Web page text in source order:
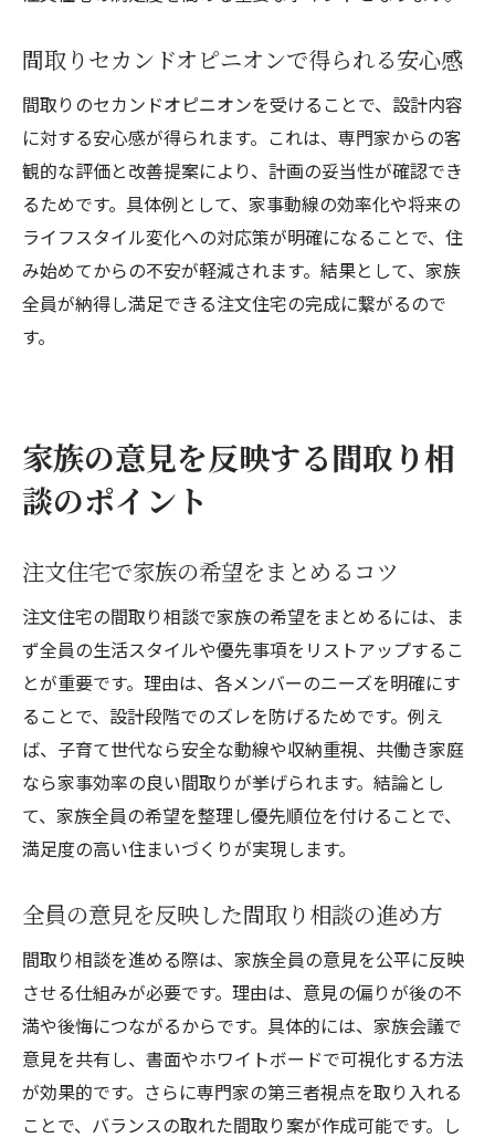
間取りセカンドオピニオンで得られる安心感
間取りのセカンドオピニオンを受けることで、設計内容
に対する安心感が得られます。これは、専門家からの客
観的な評価と改善提案により、計画の妥当性が確認でき
るためです。具体例として、家事動線の効率化や将来の
ライフスタイル変化への対応策が明確になることで、住
み始めてからの不安が軽減されます。結果として、家族
全員が納得し満足できる注文住宅の完成に繋がるので
す。
家族の意見を反映する間取り相
談のポイント
注文住宅で家族の希望をまとめるコツ
注文住宅の間取り相談で家族の希望をまとめるには、ま
ず全員の生活スタイルや優先事項をリストアップするこ
とが重要です。理由は、各メンバーのニーズを明確にす
ることで、設計段階でのズレを防げるためです。例え
ば、子育て世代なら安全な動線や収納重視、共働き家庭
なら家事効率の良い間取りが挙げられます。結論とし
て、家族全員の希望を整理し優先順位を付けることで、
満足度の高い住まいづくりが実現します。
全員の意見を反映した間取り相談の進め方
間取り相談を進める際は、家族全員の意見を公平に反映
させる仕組みが必要です。理由は、意見の偏りが後の不
満や後悔につながるからです。具体的には、家族会議で
意見を共有し、書面やホワイトボードで可視化する方法
が効果的です。さらに専門家の第三者視点を取り入れる
ことで、バランスの取れた間取り案が作成可能です。し